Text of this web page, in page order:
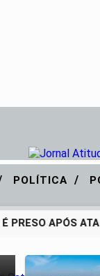
POLÍTICA /
APÓS